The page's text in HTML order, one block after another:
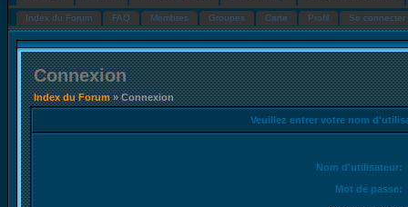
Index du Forum FAQ Membres Groupes Carte Profil Se connecter
Connexion
Index du Forum» Connexion
Veuillez entrer votre nom
Nom d'utilisateur:
Mot de passe: